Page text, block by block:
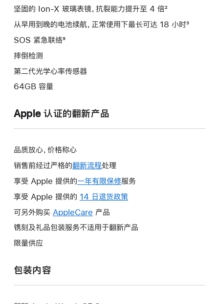
坚固的 Ion-X 玻璃表镜，抗裂能力提升至 4 倍²
从早用到晚的电池续航，正常使用下最长可达 18 小时³
SOS 紧急联络⁹
摔倒检测
第二代光学心率传感器
64GB 容量
Apple 认证的翻新产品
品质放心，价格称心
销售前经过严格的翻新流程处理
享受 Apple 提供的一年有限保修此
操
打
服务
享受 Apple 提供的 14 日退货政策
将
可另外购买 AppleCare 此
操
新
产品
镌刻及礼品包装服务不适用于翻新产品
限量供应
包装内容